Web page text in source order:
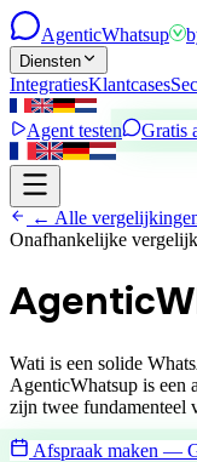
AgenticWhatsup
Diensten
IntegratiesKlantcases
Agent testen Gratis
← Alle
Onafhankelijke
Wati is een solide
AgenticWhatsup is een
zijn twee fundamenteel
Afspraak maken —